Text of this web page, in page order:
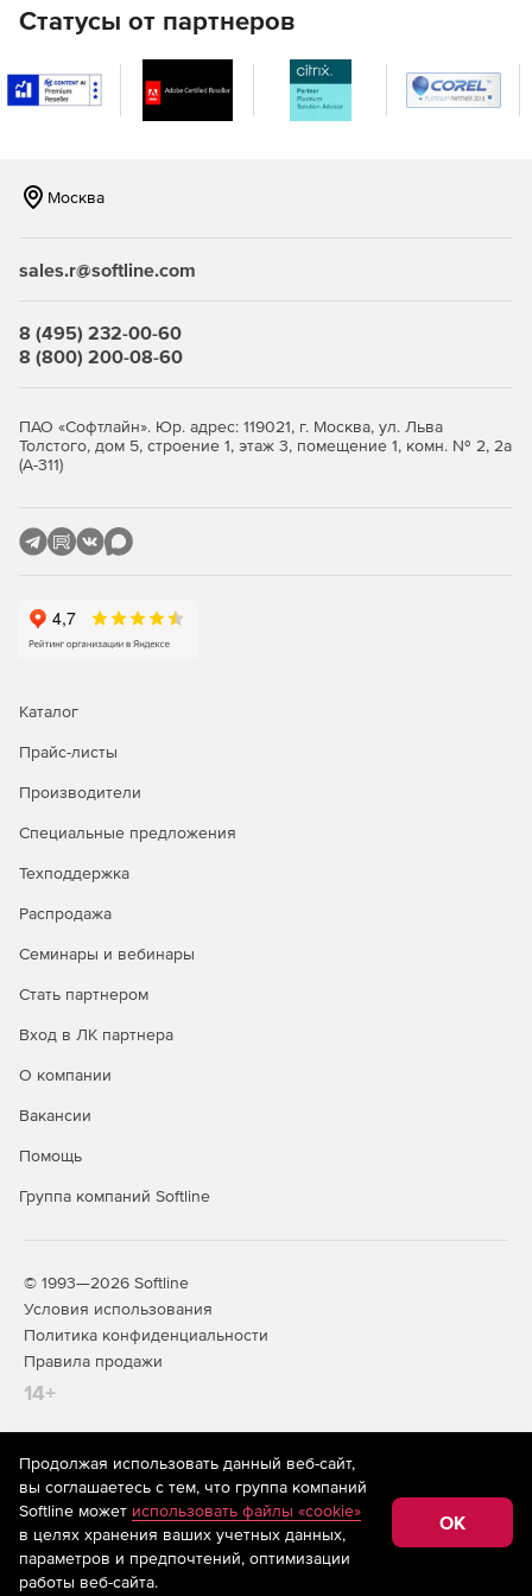
Масштабирование / растяжение изображения с
использованием бикубического интерполяционного
алгоритма для высококачественного отображения.
отключить полосы прокрутки, выбрать действие
Инструмент панорамирования, инструмент выбора
Прокрутка многостраничных файлов TIFF или PDF.
принтер.
Статусы от партнеров
Москва
sales.r@softline.com
8 (495) 232-00-60
8 (800) 200-08-60
ПАО «Софтлайн». Юр. адрес: 119021, г. Москва, ул. Льва
Толстого, дом 5, строение 1, этаж 3, помещение 1, комн. № 2, 2а
(А-311)
Каталог
Прайс-листы
Производители
Специальные предложения
Техподдержка
Распродажа
Семинары и вебинары
Стать партнером
Вход в ЛК партнера
О компании
Вакансии
Помощь
Группа компаний Softline
© 1993—2026 Softline
Условия использования
Политика конфиденциальности
Правила продажи
14+
На информационном ресурсе store.softline.ru применяются
рекомендательные технологии(информационные технологии
предоставления информации на основе сбора,
систематизации и анализа сведений, относящихся к
предпочтениям пользователей сети «Интернет»,
находящихся на территории Российской Федерации)
Продолжая использовать данный веб-сайт,
вы соглашаетесь с тем, что группа компаний
Softline может использовать файлы «cookie»
в целях хранения ваших учетных данных,
параметров и предпочтений, оптимизации
работы веб-сайта.
OK